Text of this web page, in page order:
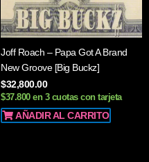
Joff Roach – Papa Got A Brand
New Groove [Big Buckz]
$32,800.00
$37.800 en 3 cuotas con tarjeta
AÑADIR AL CARRITO